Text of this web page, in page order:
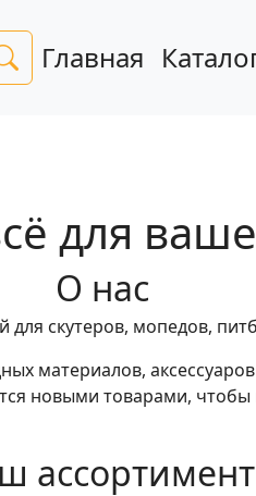
Главная
для
О нас
скутеров, мопедов,
материалов,
новыми товарами,
ассортимент